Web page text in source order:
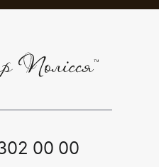
00 00